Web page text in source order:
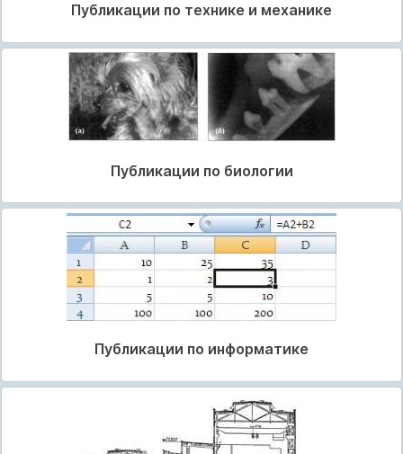
Публикации по технике и механике
Публикации по биологии
Публикации по информатике